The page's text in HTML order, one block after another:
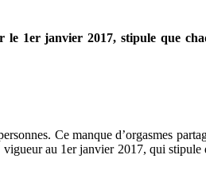
1er janvier 2017, stipule que
Ce manque d’orgasmes
au 1er janvier 2017, qui stipule